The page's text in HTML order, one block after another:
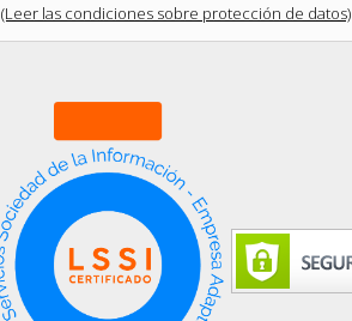
(Leer las condiciones sobre protección de datos)